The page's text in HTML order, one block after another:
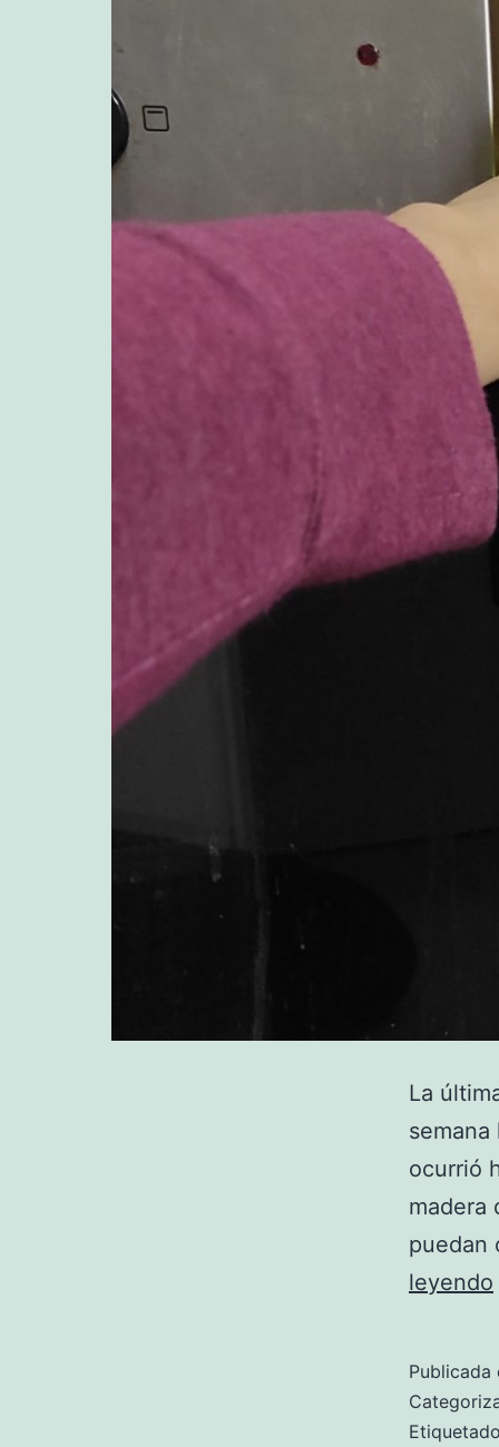
La
ocurrió
madera
puedan
leyendo
Publicada